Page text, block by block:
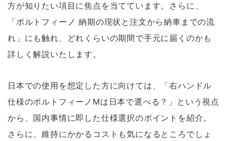
方が知りたい項目に焦点を当てています。さらに、
「ポルトフィーノ 納期の現状と注文から納車までの流
れ」にも触れ、どれくらいの期間で手元に届くのかも
詳しく解説いたします。
日本での使用を想定した方に向けては、「右ハンドル
仕様のポルトフィーノMは日本で選べる？」という視点
から、国内事情に即した仕様選択のポイントを紹介。
さらに、維持にかかるコストも気になるところでしょ